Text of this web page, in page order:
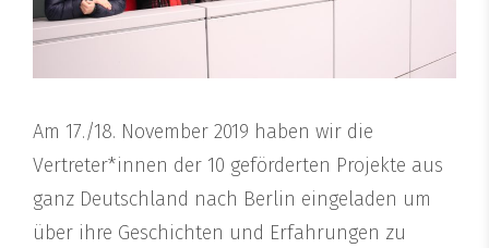
Am 17./18. November 2019 haben wir die
Vertreter*innen der 10 geförderten Projekte aus
ganz Deutschland nach Berlin eingeladen um
über ihre Geschichten und Erfahrungen zu